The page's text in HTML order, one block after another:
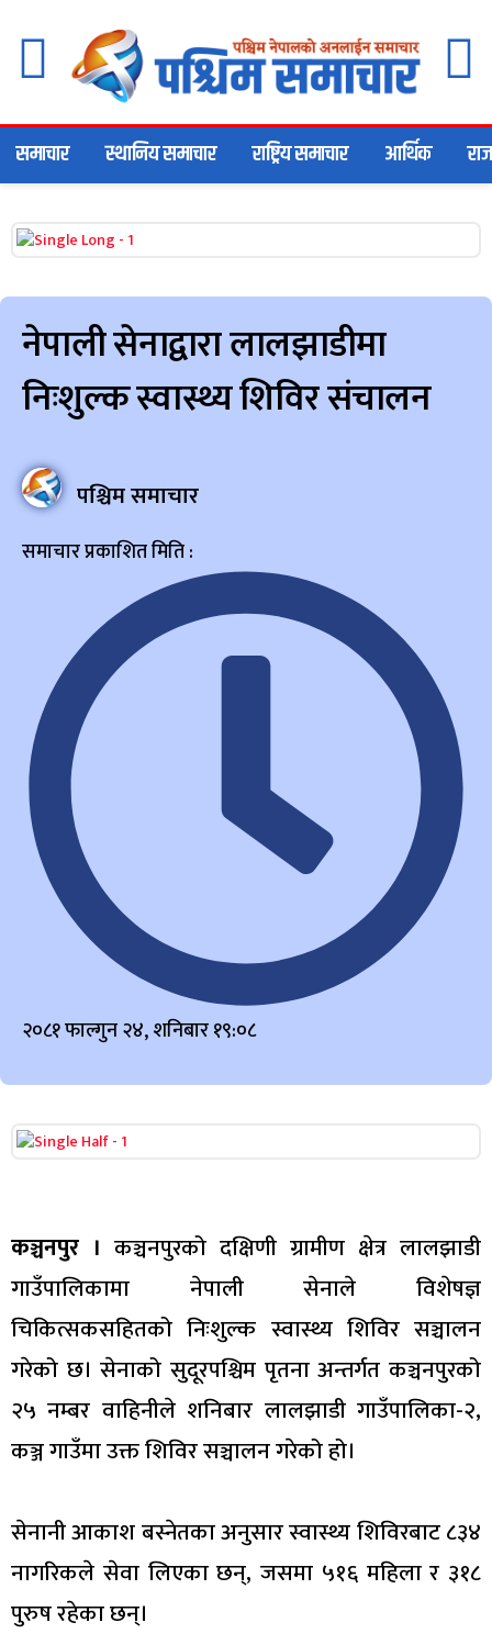
समाचार स्थानिय समाचार राष्ट्रिय समाचार आर्थिक
नेपाली सेनाद्वारा लालझाडीमा
निःशुल्क स्वास्थ्य शिविर संचालन
पश्चिम समाचार
समाचार प्रकाशित मिति :
२०८१ फाल्गुन २४, शनिबार १९:०८
कञ्चनपुर । कञ्चनपुरको दक्षिणी ग्रामीण क्षेत्र लालझाडी
गाउँपालिकामा नेपाली सेनाले विशेषज्ञ
चिकित्सकसहितको निःशुल्क स्वास्थ्य शिविर सञ्चालन
गरेको छ। सेनाको सुदूरपश्चिम पृतना अन्तर्गत कञ्चनपुरको
२५ नम्बर वाहिनीले शनिबार लालझाडी गाउँपालिका-२,
कञ्ज गाउँमा उक्त शिविर सञ्चालन गरेको हो।
सेनानी आकाश बस्नेतका अनुसार स्वास्थ्य शिविरबाट ८३४
नागरिकले सेवा लिएका छन्, जसमा ५१६ महिला र ३१८
पुरुष रहेका छन्।